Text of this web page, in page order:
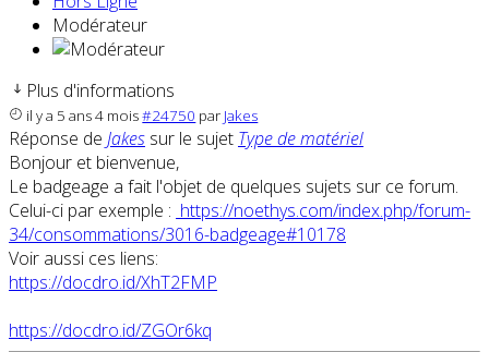
Modérateur
Plus d'informations
il y a 5 ans 4 mois#24750 par Jakes
Réponse de Jakes sur le sujet Type de matériel
Bonjour et bienvenue,
Le badgeage a fait l'objet de quelques sujets sur ce forum.
Celui-ci par exemple : https://noethys.com/index.php/forum-
34/consommations/3016-badgeage#10178
Voir aussi ces liens:
https://docdro.id/XhT2FMP
https://docdro.id/ZGOr6kq